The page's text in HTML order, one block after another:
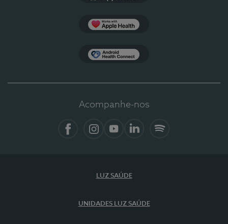
Acompanhe-nos
LUZ SAÚDE
UNIDADES LUZ SAÚDE